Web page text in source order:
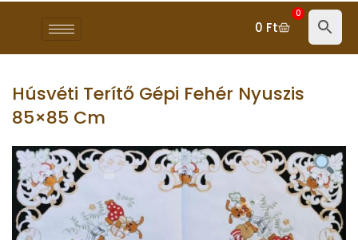
0 Ft
0
Húsvéti Terítő Gépi Fehér Nyuszis
85×85 Cm